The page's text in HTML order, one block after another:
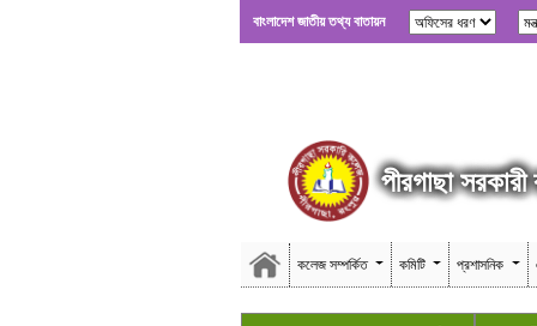
বাংলাদেশ জাতীয় তথ্য বাতায়ন
পীরগাছা
কলেজ সম্পর্কিত কমিটি প্রশাসনিক